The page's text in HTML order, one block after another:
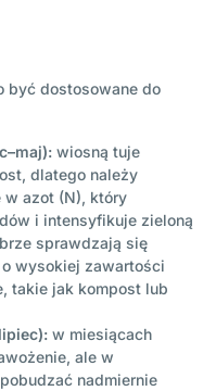
być dostosowane do
wiosną tuje
dlatego należy
azot (N), który
i intensyfikuje zieloną
sprawdzają się
wysokiej zawartości
takie jak kompost lub
w miesiącach
ale w
nadmiernie